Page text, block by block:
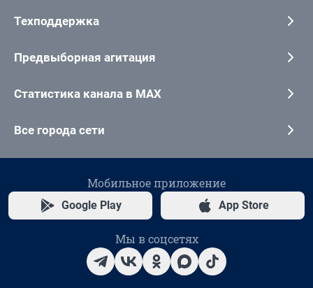
Техподдержка
Предвыборная агитация
Статистика канала в MAX
Все города сети
Мобильное приложение
Google Play App Store
Мы в соцсетях